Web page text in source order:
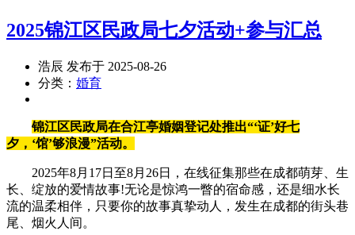
2025锦江区民政局七夕活动+参与汇总
浩辰 发布于 2025-08-26
分类： 婚育
锦江区民政局在合江亭婚姻登记处推出“‘证’好七
夕，‘馆’够浪漫”活动。
2025年8月17日至8月26日，在线征集那些在成都萌芽、生
长、绽放的爱情故事!无论是惊鸿一瞥的宿命感，还是细水长
流的温柔相伴，只要你的故事真挚动人，发生在成都的街头巷
尾、烟火人间。